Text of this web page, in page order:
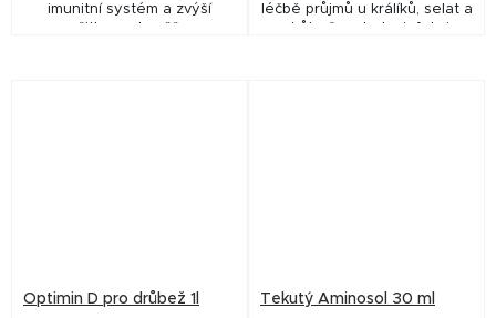
imunitní systém a zvýší
užitkovost zvěře.
léčbě průjmů u králíků, selat a
drůbeže a k desinfekci
Optimin D pro drůbež 1l Tekutý Aminosol 30 ml